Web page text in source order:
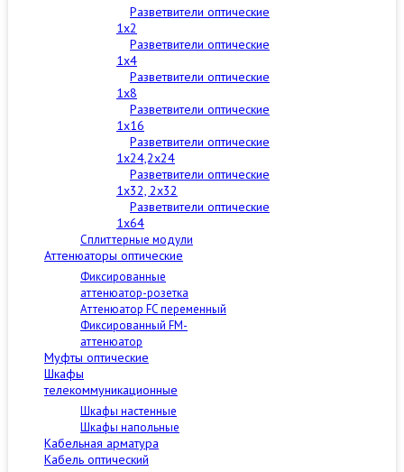
Разветвители оптические
1x2
Разветвители оптические
1x4
Разветвители оптические
1x8
Разветвители оптические
1x16
Разветвители оптические
1x24,2x24
Разветвители оптические
1x32, 2x32
Разветвители оптические
1x64
Сплиттерные модули
Аттенюаторы оптические
Фиксированные
аттенюатор-розетка
Аттенюатор FC переменный
Фиксированный FM-
аттенюатор
Муфты оптические
Шкафы
телекоммуникационные
Шкафы настенные
Шкафы напольные
Кабельная арматура
Кабель оптический